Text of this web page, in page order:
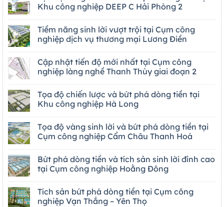
Khu công nghiệp DEEP C Hải Phòng 2
Tiềm năng sinh lời vượt trội tại Cụm công
nghiệp dịch vụ thương mại Lương Điền
Cập nhật tiến độ mới nhất tại Cụm công
nghiệp làng nghề Thanh Thùy giai đoạn 2
Tọa độ chiến lược và bứt phá dòng tiền tại
Khu công nghiệp Hà Long
Tọa độ vàng sinh lời và bứt phá dòng tiền tại
Cụm công nghiệp Cẩm Châu Thanh Hoá
Bứt phá dòng tiền và tích sản sinh lời đỉnh cao
tại Cụm công nghiệp Hoằng Đông
Tích sản bứt phá dòng tiền tại Cụm công
nghiệp Vạn Thắng – Yên Thọ